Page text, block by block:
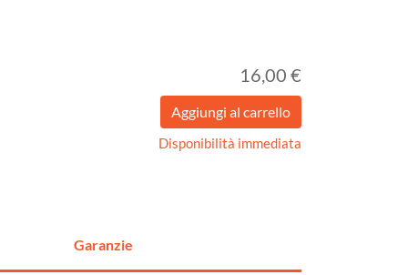
16,00 €
Disponibilità immediata
Garanzie